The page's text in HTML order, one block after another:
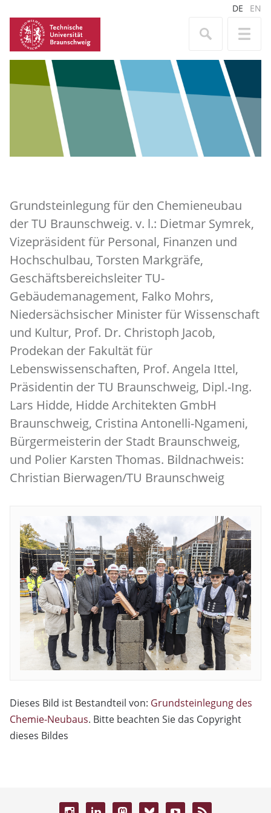
DE EN
Grundsteinlegung für den Chemieneubau
der TU Braunschweig. v. l.: Dietmar Symrek,
Vizepräsident für Personal, Finanzen und
Hochschulbau, Torsten Markgräfe,
Geschäftsbereichsleiter TU-
Gebäudemanagement, Falko Mohrs,
Niedersächsischer Minister für Wissenschaft
und Kultur, Prof. Dr. Christoph Jacob,
Prodekan der Fakultät für
Lebenswissenschaften, Prof. Angela Ittel,
Präsidentin der TU Braunschweig, Dipl.-Ing.
Lars Hidde, Hidde Architekten GmbH
Braunschweig, Cristina Antonelli-Ngameni,
Bürgermeisterin der Stadt Braunschweig,
und Polier Karsten Thomas. Bildnachweis:
Christian Bierwagen/TU Braunschweig
Dieses Bild ist Bestandteil von: Grundsteinlegung des
Chemie-Neubaus. Bitte beachten Sie das Copyright
dieses Bildes